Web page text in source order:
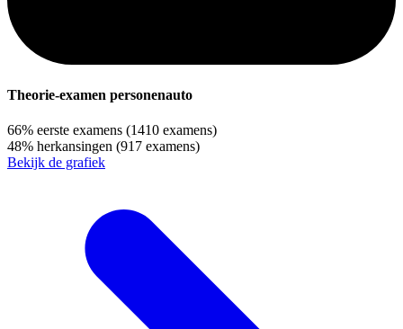
Theorie-examen personenauto
66% eerste examens (1410 examens)
48% herkansingen (917 examens)
Bekijk de grafiek